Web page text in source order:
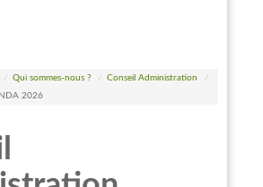
/ Qui sommes-nous ? / Conseil Administration
/
2026